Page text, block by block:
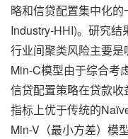
略和信贷配置集中化
Industry-HHI)。研究
行业间聚类风险主要是
Min-C模型由于综合考
信贷配置策略在贷款
指标上优于传统的
Min-V（最小方差）模